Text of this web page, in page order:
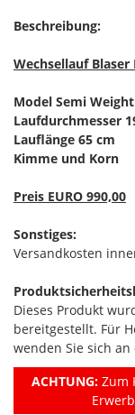
Beschreibung:
Wechsellauf Blaser
Model Semi Weight
Laufdurchmesser
Lauflänge 65 cm
Kimme und Korn
Preis EURO 990,00
Sonstiges:
Versandkosten
Dieses Produkt
bereitgestellt. Für
wenden Sie sich
ACHTUNG:Zum